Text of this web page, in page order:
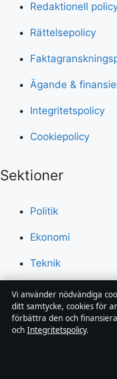
Redaktionell
Rättelsepolicy
Ägande &
Integritetspolicy
Cookiepolicy
Sektioner
Politik
Ekonomi
Teknik
Världen
Sport
Vi använder nödvändiga
ditt samtycke, cookies för
förbättra den och
och Integritetspolicy.